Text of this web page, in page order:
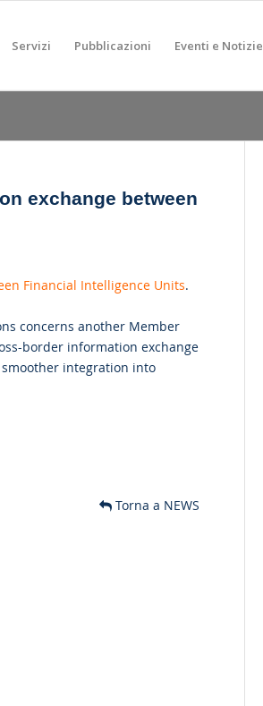
Servizi Pubblicazioni Eventi e Notizie
exchange between
Financial Intelligence Units.
concerns another Member
border information exchange
integration into
Torna a NEWS